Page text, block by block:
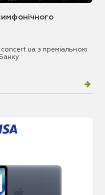
concert.ua з преміальною